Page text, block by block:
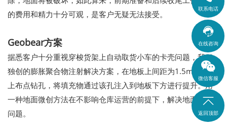
的费用和精力十分可观，是客户无疑无法接受。
Geobear方案
据悉客户十分重视穿梭货架上自动取货小车的卡壳问题，我们
独创的膨胀聚合物注射解决方案，在地板上间距为1.5m的网格
上布点钻孔，将填充物通过该孔注入到地板下方进行提升。用
一种地面微创方法在不影响仓库运营的前提下，解决地面沉降
问题。
联系电话

在线咨询
微信客服

返回顶部